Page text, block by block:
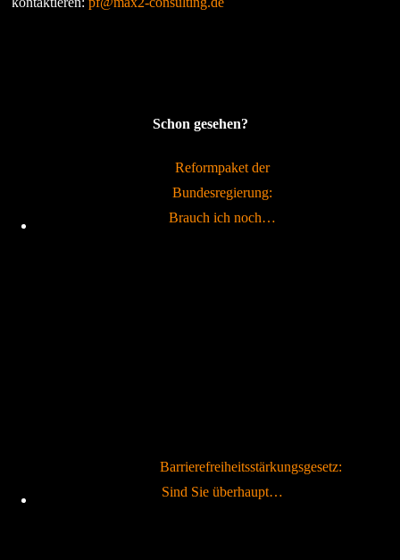
Schon gesehen?
Reformpaket der
Bundesregierung:
Brauch ich noch…
Barrierefreiheitsstärkungsgesetz:
Sind Sie überhaupt…